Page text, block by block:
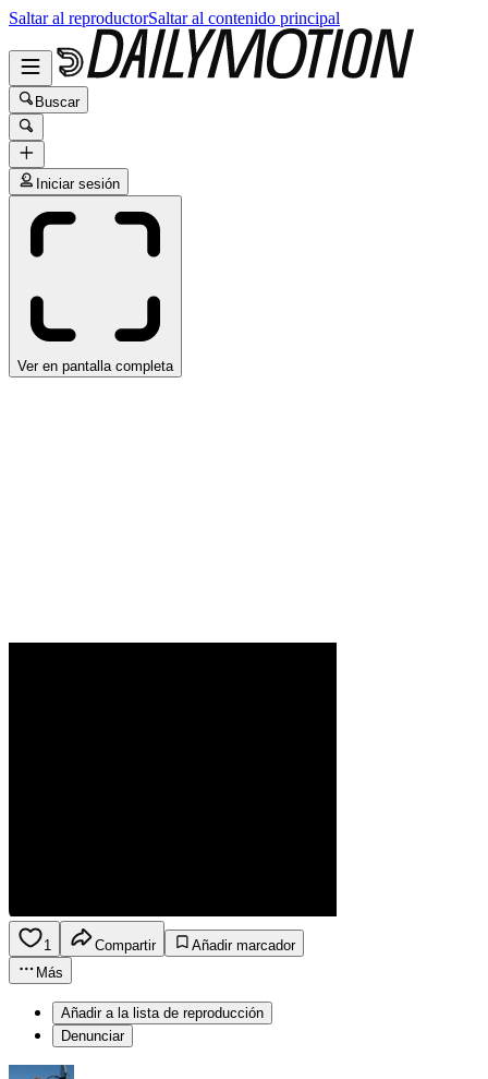
Saltar al reproductorSaltar al contenido principal
Buscar
Iniciar sesión
Ver en pantalla completa
1 Compartir
Añadir marcador
Más
Añadir a la lista de reproducción
Denunciar